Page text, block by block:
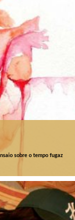
sobre o tempo fugaz